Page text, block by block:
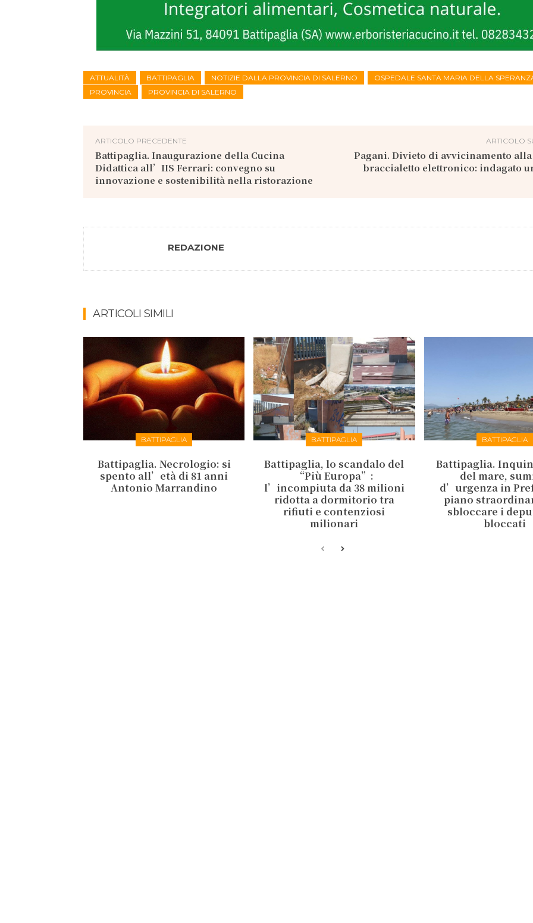
ATTUALITÀ BATTIPAGLIA NOTIZIE DALLA PROVINCIA DI SALERNO
OSPEDALE SANTA MARIA DELLA
PROVINCIA
PROVINCIA DI SALERNO
ARTICOLO PRECEDENTE
Battipaglia. Inaugurazione della Cucina
Didattica all’IIS Ferrari: convegno su
innovazione e sostenibilità nella ristorazione
ARTICOLO
Pagani. Divieto di avvicinamento
braccialetto elettronico: indagato
REDAZIONE
ARTICOLI SIMILI
BATTIPAGLIA
Battipaglia. Necrologio: si
spento all’età di 81 anni
Antonio Marrandino
BATTIPAGLIA
Battipaglia, lo scandalo del
“Più Europa”:
l’incompiuta da 38 milioni
ridotta a dormitorio tra
rifiuti e contenziosi
milionari
BATTIPAGLIA
Battipaglia.
del mare,
d’urgenza in
piano
sbloccare i
bloccati